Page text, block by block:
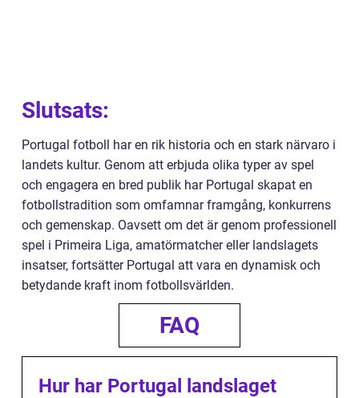
Slutsats:
Portugal fotboll har en rik historia och en stark närvaro i
landets kultur. Genom att erbjuda olika typer av spel
och engagera en bred publik har Portugal skapat en
fotbollstradition som omfamnar framgång, konkurrens
och gemenskap. Oavsett om det är genom professionell
spel i Primeira Liga, amatörmatcher eller landslagets
insatser, fortsätter Portugal att vara en dynamisk och
betydande kraft inom fotbollsvärlden.
FAQ
Hur har Portugal landslaget